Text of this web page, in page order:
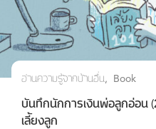
อ่านความรู้จากบ้านอื่น Book
บันทึกนักการเงินพ่อลูกอ่อน
เลี้ยงลูก